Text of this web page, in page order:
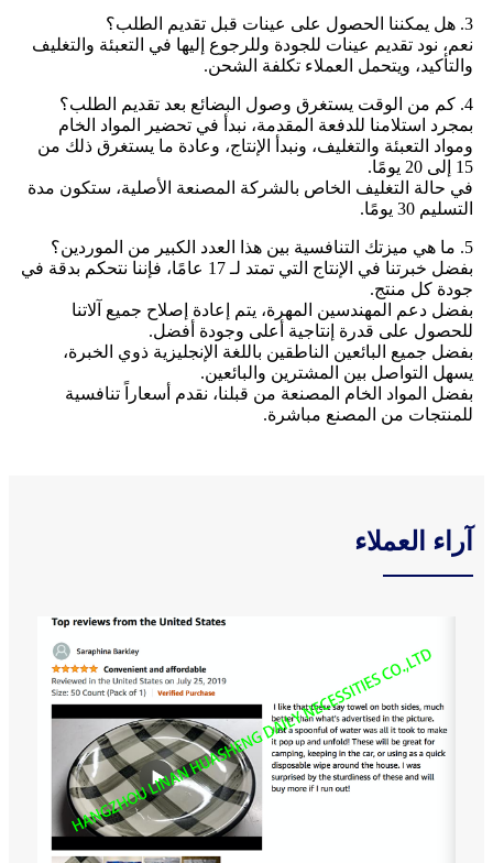
3. هل يمكننا الحصول على عينات قبل تقديم الطلب؟
نعم، نود تقديم عينات للجودة وللرجوع إليها في التعبئة والتغليف
والتأكيد، ويتحمل العملاء تكلفة الشحن.
4. كم من الوقت يستغرق وصول البضائع بعد تقديم الطلب؟
بمجرد استلامنا للدفعة المقدمة، نبدأ في تحضير المواد الخام
ومواد التعبئة والتغليف، ونبدأ الإنتاج، وعادة ما يستغرق ذلك من
15 إلى 20 يومًا.
في حالة التغليف الخاص بالشركة المصنعة الأصلية، ستكون مدة
التسليم 30 يومًا.
5. ما هي ميزتك التنافسية بين هذا العدد الكبير من الموردين؟
بفضل خبرتنا في الإنتاج التي تمتد لـ 17 عامًا، فإننا نتحكم بدقة في
جودة كل منتج.
بفضل دعم المهندسين المهرة، يتم إعادة إصلاح جميع آلاتنا
للحصول على قدرة إنتاجية أعلى وجودة أفضل.
بفضل جميع البائعين الناطقين باللغة الإنجليزية ذوي الخبرة،
يسهل التواصل بين المشترين والبائعين.
بفضل المواد الخام المصنعة من قبلنا، نقدم أسعاراً تنافسية
للمنتجات من المصنع مباشرة.
آراء العملاء